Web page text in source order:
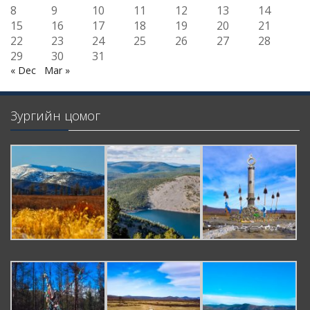
8
9 10 11 12 13
14
15
16 17 18 19 20
21
22
23 24 25 26 27
28
29
30 31
« Dec Mar »
Зургийн цомог